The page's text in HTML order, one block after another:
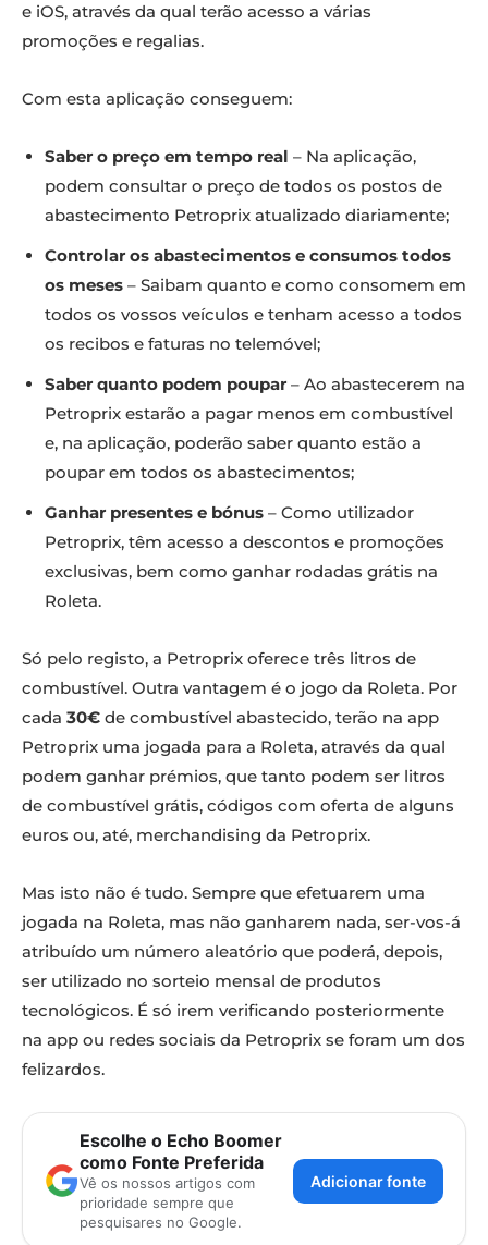
e iOS, através da qual terão acesso a várias
promoções e regalias.
Com esta aplicação conseguem:
Saber o preço em tempo real – Na aplicação,
podem consultar o preço de todos os postos de
abastecimento Petroprix atualizado diariamente;
Controlar os abastecimentos e consumos todos
os meses – Saibam quanto e como consomem em
todos os vossos veículos e tenham acesso a todos
os recibos e faturas no telemóvel;
Saber quanto podem poupar – Ao abastecerem na
Petroprix estarão a pagar menos em combustível
e, na aplicação, poderão saber quanto estão a
poupar em todos os abastecimentos;
Ganhar presentes e bónus – Como utilizador
Petroprix, têm acesso a descontos e promoções
exclusivas, bem como ganhar rodadas grátis na
Roleta.
Só pelo registo, a Petroprix oferece três litros de
combustível. Outra vantagem é o jogo da Roleta. Por
cada 30€ de combustível abastecido, terão na app
Petroprix uma jogada para a Roleta, através da qual
podem ganhar prémios, que tanto podem ser litros
de combustível grátis, códigos com oferta de alguns
euros ou, até, merchandising da Petroprix.
Mas isto não é tudo. Sempre que efetuarem uma
jogada na Roleta, mas não ganharem nada, ser-vos-á
atribuído um número aleatório que poderá, depois,
ser utilizado no sorteio mensal de produtos
tecnológicos. É só irem verificando posteriormente
na app ou redes sociais da Petroprix se foram um dos
felizardos.
Escolhe o Echo Boomer
como Fonte Preferida
Vê os nossos artigos com
prioridade sempre que
pesquisares no Google.
Adicionar fonte